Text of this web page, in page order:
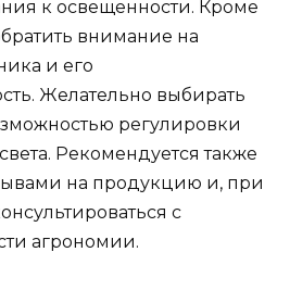
к освещенности. Кроме
внимание на
и его
Желательно выбирать
регулировки
Рекомендуется также
на продукцию и, при
с
агрономии.